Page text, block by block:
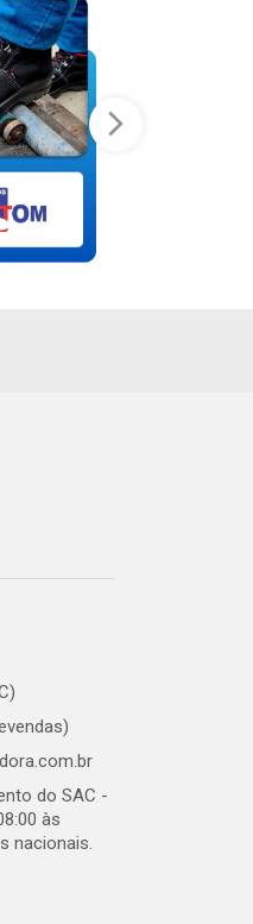
do SAC -
às
nacionais.